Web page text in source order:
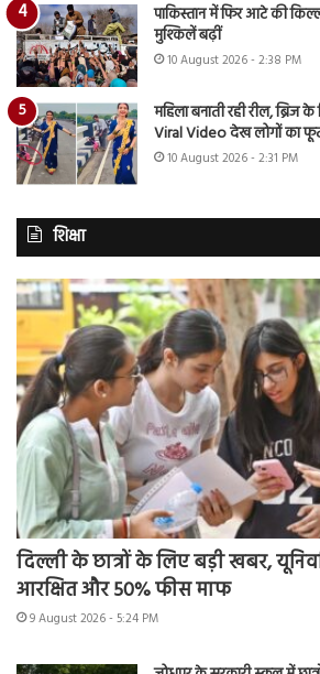
पाकिस्तान में फिर आटे की
मुश्किलें बढ़ीं
10 August 2026 - 2:38 PM
महिला बनाती रही रील, ब्रिज
Viral Video देख लोगों का
10 August 2026 - 2:31 PM
शिक्षा
दिल्ली के छात्रों के लिए बड़ी खबर,
आरक्षित और 50% फीस माफ
9 August 2026 - 5:24 PM